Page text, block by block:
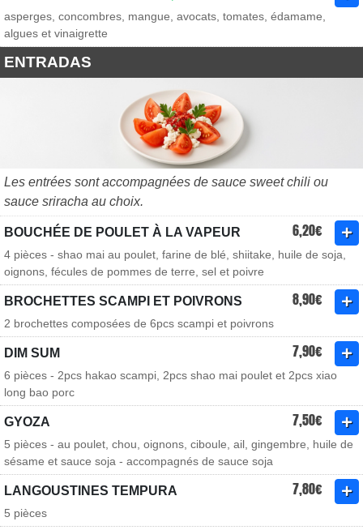
asperges, concombres, mangue, avocats, tomates, édamame,
algues et vinaigrette
ENTRADAS
Les entrées sont accompagnées de sauce sweet chili ou
sauce sriracha au choix.
BOUCHÉE DE POULET À LA VAPEUR 6,20€
4 pièces - shao mai au poulet, farine de blé, shiitake, huile de soja,
oignons, fécules de pommes de terre, sel et poivre
BROCHETTES SCAMPI ET POIVRONS 8,90€
2 brochettes composées de 6pcs scampi et poivrons
DIM SUM 7,90€
6 pièces - 2pcs hakao scampi, 2pcs shao mai poulet et 2pcs xiao
long bao porc
GYOZA 7,50€
5 pièces - au poulet, chou, oignons, ciboule, ail, gingembre, huile de
sésame et sauce soja - accompagnés de sauce soja
LANGOUSTINES TEMPURA 7,80€
5 pièces